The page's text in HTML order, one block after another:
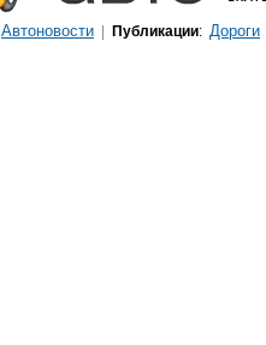
Автоновости Публикации: Дороги